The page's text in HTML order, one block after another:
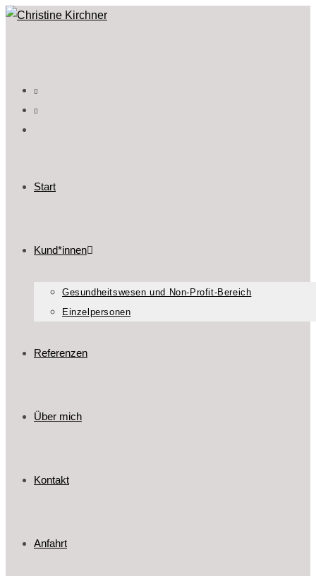
Start
Kund*innen
Gesundheitswesen und Non-Profit-Bereich
Einzelpersonen
Referenzen
Über mich
Kontakt
Anfahrt